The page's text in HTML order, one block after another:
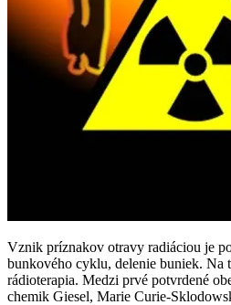
Vznik príznakov otravy radiáciou je
bunkového cyklu, delenie buniek. Na
rádioterapia. Medzi prvé potvrdené
chemik Giesel, Marie Curie-